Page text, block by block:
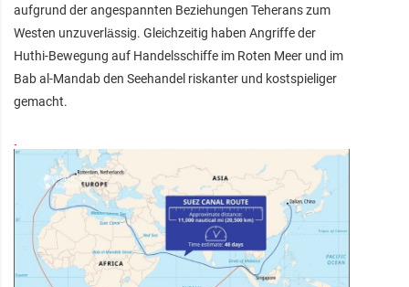
aufgrund der angespannten Beziehungen Teherans zum
Westen unzuverlässig. Gleichzeitig haben Angriffe der
Huthi-Bewegung auf Handelsschiffe im Roten Meer und im
Bab al-Mandab den Seehandel riskanter und kostspieliger
gemacht.